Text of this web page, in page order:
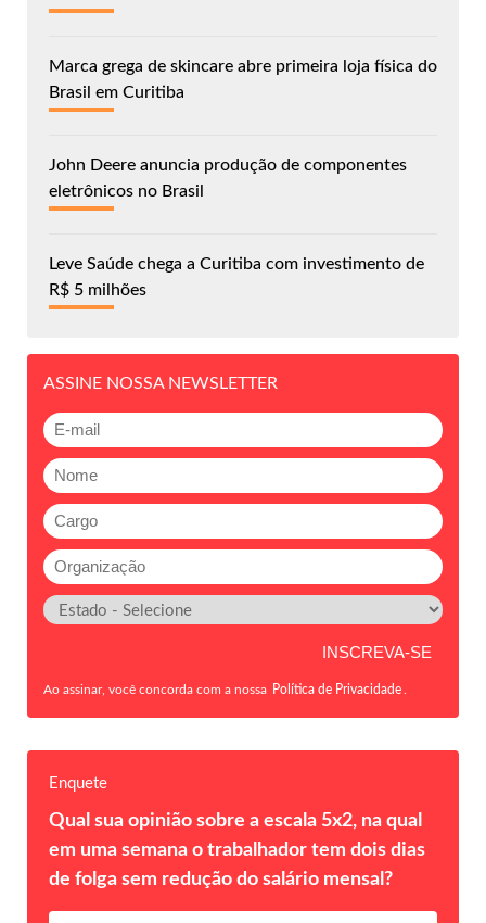
Marca grega de skincare abre primeira loja física do
Brasil em Curitiba
John Deere anuncia produção de componentes
eletrônicos no Brasil
Leve Saúde chega a Curitiba com investimento de
R$ 5 milhões
ASSINE NOSSA NEWSLETTER
Ao assinar, você concorda com a nossa Política de Privacidade
Enquete
Qual sua opinião sobre a escala 5x2, na qual
em uma semana o trabalhador tem dois dias
de folga sem redução do salário mensal?